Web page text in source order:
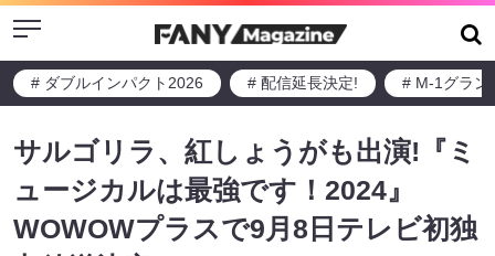
Menu
# ダブルインパクト2026 # 配信延長決定! # M-1グラン
サルゴリラ、紅しょうがも出演!『ミ
ュージカルは最強です！2024』
WOWOWプラスで9月8日テレビ初独